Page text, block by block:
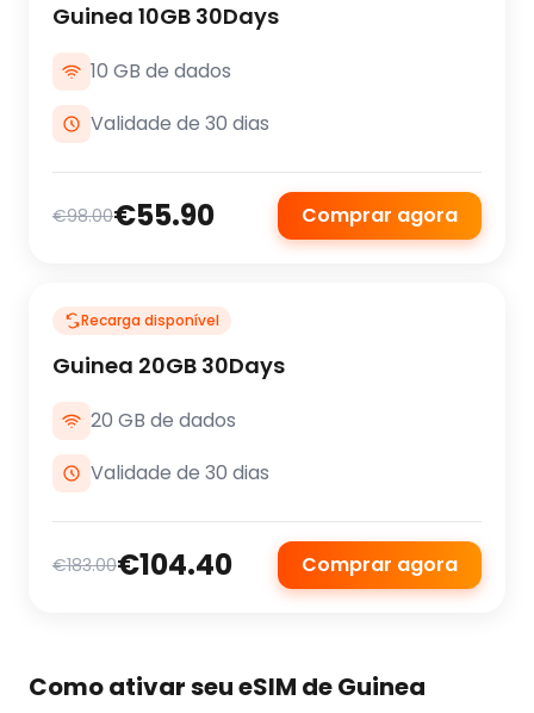
Guinea 10GB 30Days
10 GB de dados
Validade de 30 dias
€98.00€55.90 Comprar agora
Recarga disponível
Guinea 20GB 30Days
20 GB de dados
Validade de 30 dias
€183.00€104.40 Comprar agora
Como ativar seu eSIM de Guinea